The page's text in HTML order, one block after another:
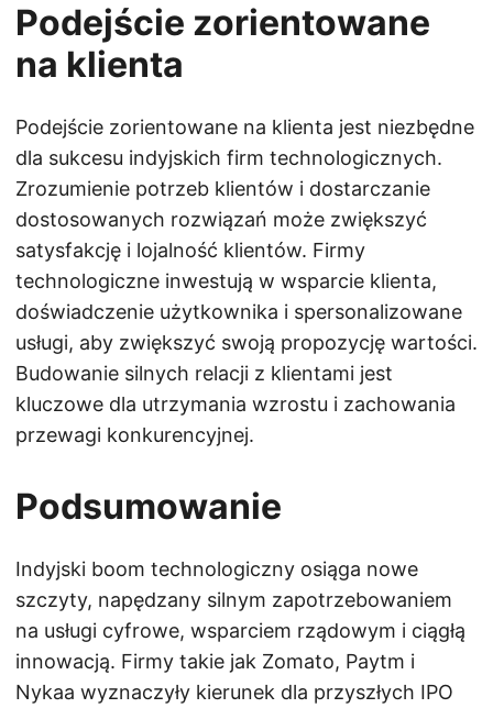
Podejście zorientowane
na klienta
Podejście zorientowane na klienta jest niezbędne
dla sukcesu indyjskich firm technologicznych.
Zrozumienie potrzeb klientów i dostarczanie
dostosowanych rozwiązań może zwiększyć
satysfakcję i lojalność klientów. Firmy
technologiczne inwestują w wsparcie klienta,
doświadczenie użytkownika i spersonalizowane
usługi, aby zwiększyć swoją propozycję wartości.
Budowanie silnych relacji z klientami jest
kluczowe dla utrzymania wzrostu i zachowania
przewagi konkurencyjnej.
Podsumowanie
Indyjski boom technologiczny osiąga nowe
szczyty, napędzany silnym zapotrzebowaniem
na usługi cyfrowe, wsparciem rządowym i ciągłą
innowacją. Firmy takie jak Zomato, Paytm i
Nykaa wyznaczyły kierunek dla przyszłych IPO